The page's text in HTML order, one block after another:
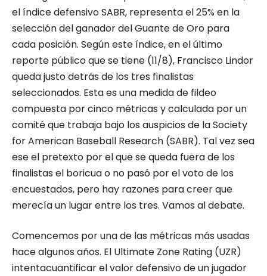
el índice defensivo SABR, representa el 25% en la
selección del ganador del Guante de Oro para
cada posición. Según este índice, en el último
reporte público que se tiene (11/8), Francisco Lindor
queda justo detrás de los tres finalistas
seleccionados. Esta es una medida de fildeo
compuesta por cinco métricas y calculada por un
comité que trabaja bajo los auspicios de la Society
for American Baseball Research (SABR). Tal vez sea
ese el pretexto por el que se queda fuera de los
finalistas el boricua o no pasó por el voto de los
encuestados, pero hay razones para creer que
merecía un lugar entre los tres. Vamos al debate.
Comencemos por una de las métricas más usadas
hace algunos años. El Ultimate Zone Rating (UZR)
intentacuantificar el valor defensivo de un jugador